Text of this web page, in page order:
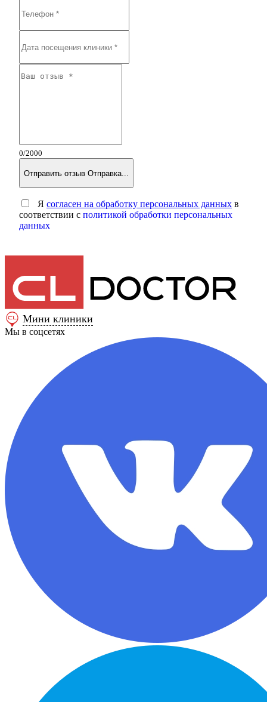
0/2000
Отправить отзыв Отправка...
Я согласен на обработку персональных данных в
соответствии с политикой обработки персональных
данных
Мини клиники
Мы в соцсетях